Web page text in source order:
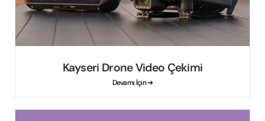
Kayseri Drone Video Çekimi
Devamı İçin ➔